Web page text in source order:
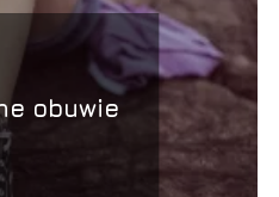
obuwie